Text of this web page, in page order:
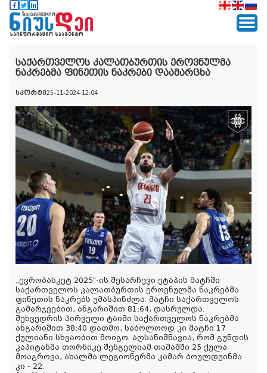
საქართველოს კალათბურთის ეროვნულმა
ნაკრებმა ფინეთის ნაკრები დაამარცხა
სპორტი25-11-2024 12:04
„ევრობასკეტ 2025"-ის შესარჩევი ეტაპის მატჩში
საქართველოს კალათბურთის ეროვნულმა ნაკრებმა
ფინეთის ნაკრებს უმასპინძლა. მატჩი საქართველოს
გამარჯვებით, ანგარიშით 81:64, დასრულდა.
შეხვედრის პირველი ტაიმი საქართველოს ნაკრებმა
ანგარიშით 38:40 დათმო, საბოლოოდ კი მატჩი 17
ქულიანი სხვაობით მოიგო. აღსანიშნავია, რომ გუნდის
კაპიტანმა თორნიკე შენგელიამ თამაშში 25 ქულა
მოაგროვა, ახალმა ლეგიონერმა კამარ ბოულდუინმა
კი - 22.